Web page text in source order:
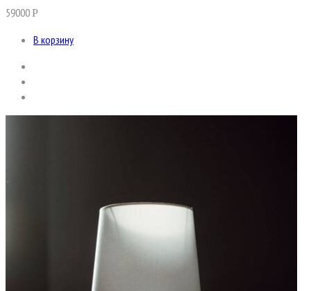
59000Р
В корзину